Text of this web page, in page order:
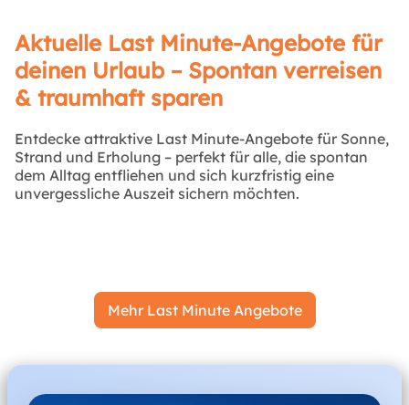
Aktuelle Last Minute-Angebote für
deinen Urlaub – Spontan verreisen
& traumhaft sparen
Entdecke attraktive Last Minute-Angebote für Sonne,
Strand und Erholung – perfekt für alle, die spontan
dem Alltag entfliehen und sich kurzfristig eine
unvergessliche Auszeit sichern möchten.
Mehr Last Minute Angebote